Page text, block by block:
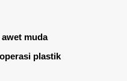
muda
plastik